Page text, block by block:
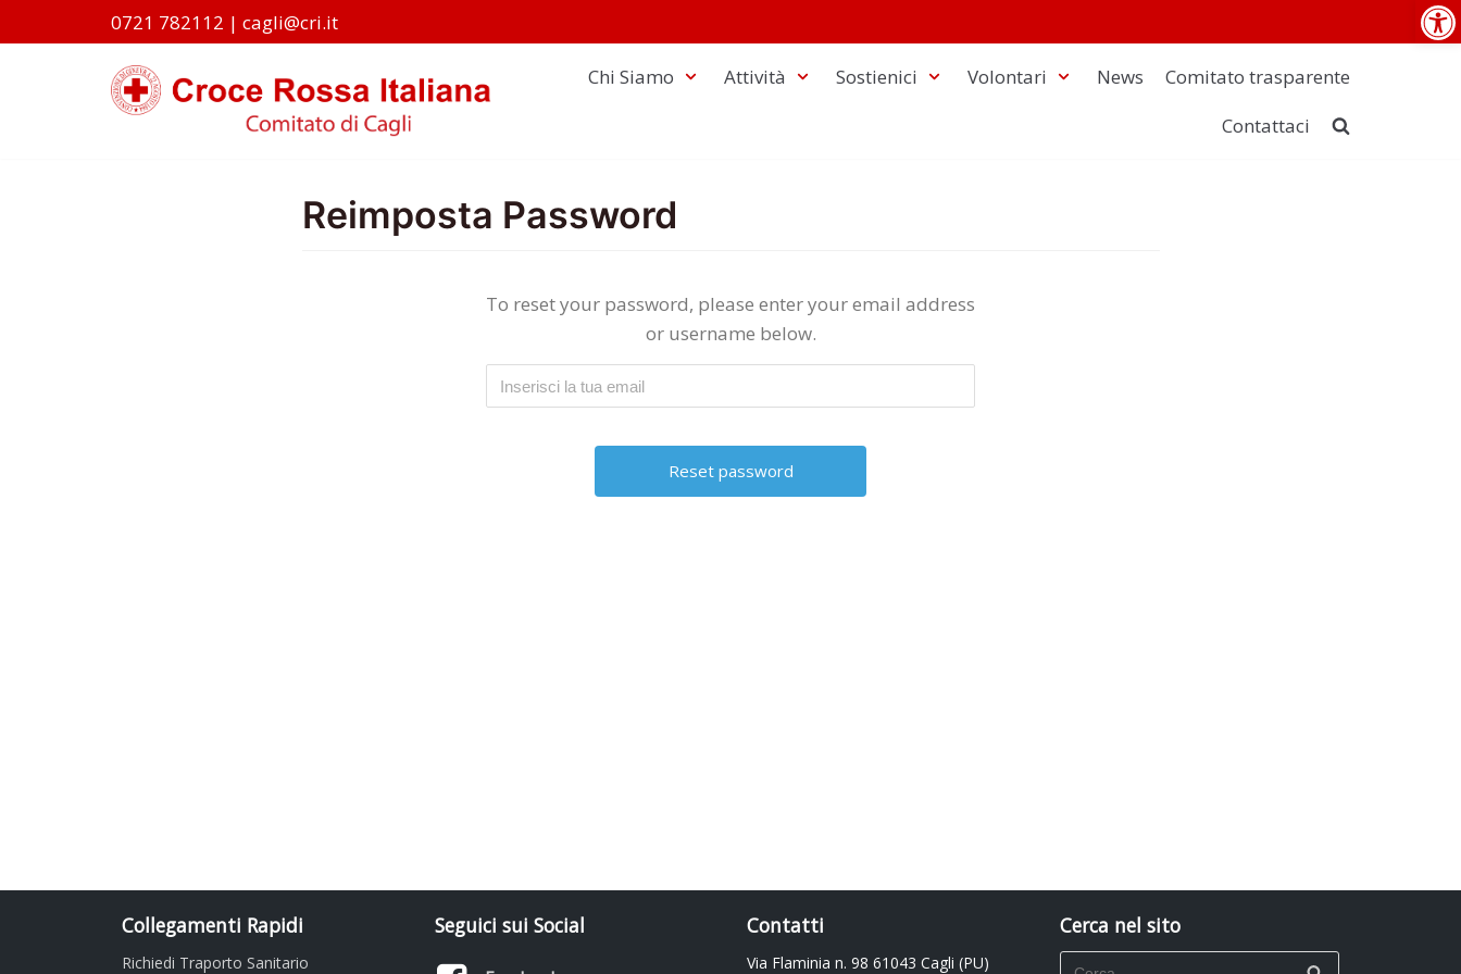
0721 782112 | cagli@cri.it
Chi Siamo Attività Sostienici Volontari News
Comitato trasparente
Contattaci
Reimposta Password
To reset your password, please enter your email address
or username below.
Collegamenti Rapidi
Richiedi Traporto Sanitario
Seguici sui Social Contatti
Via Flaminia n. 98 61043 Cagli (PU)
Cerca nel sito